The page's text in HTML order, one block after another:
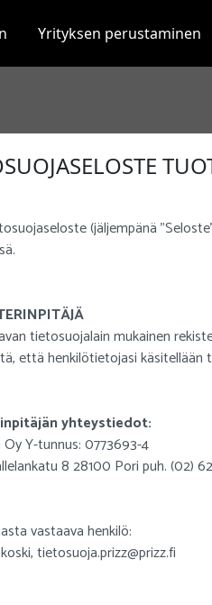
Yrityksen perustaminen
(jäljempänä
tietosuojalain mukainen
että henkilötietojasi
yhteystiedot:
Y-tunnus: 0773693-4
8 28100 Pori puh. (02)
vastaava henkilö:
tietosuoja.prizz@prizz.fi